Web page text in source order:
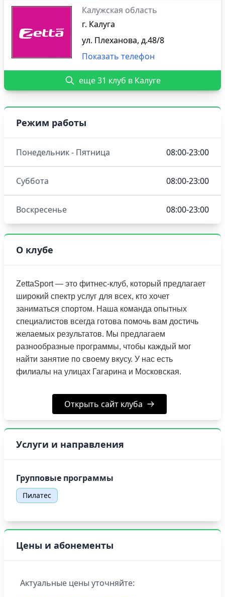
О клубе
ZettaSport — это фитнес-клуб, который предлагает
широкий спектр услуг для всех, кто хочет
заниматься спортом. Наша команда опытных
специалистов всегда готова помочь вам достичь
желаемых результатов. Мы предлагаем
разнообразные программы, чтобы каждый мог
найти занятие по своему вкусу. У нас есть
филиалы на улицах Гагарина и Московская.
Открыть сайт клуба
Услуги и направления
Групповые программы
Пилатес
Цены и абонементы
Актуальные цены уточняйте:
Калужская область
г. Калуга
ул. Плеханова, д.48/8
Показать телефон
еще 31 клуб в Калуге
Режим работы
Понедельник - Пятница 08:00-23:00
Суббота 08:00-23:00
Воскресенье 08:00-23:00